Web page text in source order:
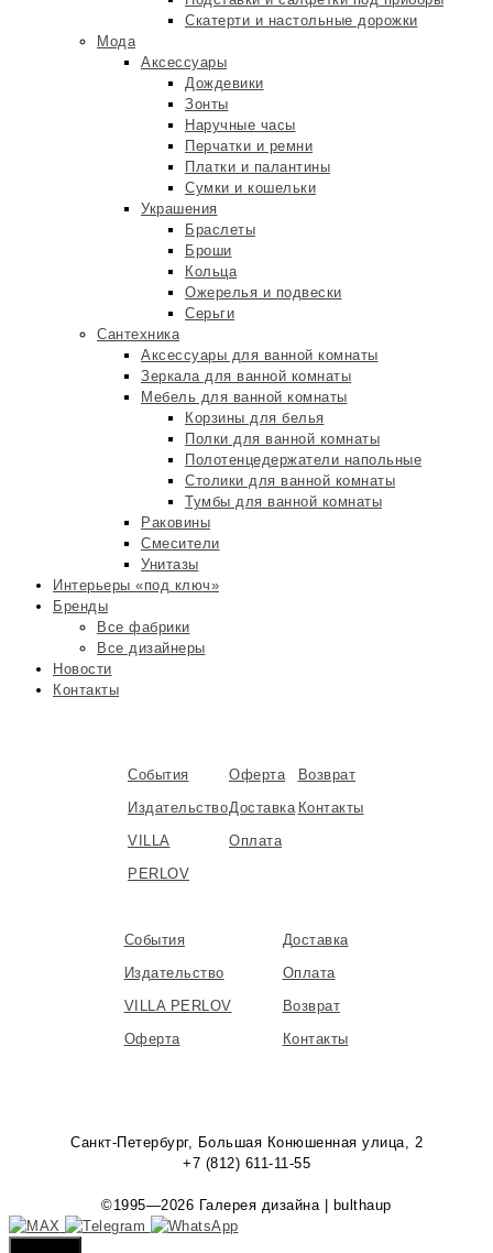
Скатерти и настольные дорожки
Мода
Аксессуары
Дождевики
Зонты
Наручные часы
Перчатки и ремни
Платки и палантины
Сумки и кошельки
Украшения
Браслеты
Броши
Кольца
Ожерелья и подвески
Серьги
Сантехника
Аксессуары для ванной комнаты
Зеркала для ванной комнаты
Мебель для ванной комнаты
Корзины для белья
Полки для ванной комнаты
Полотенцедержатели напольные
Столики для ванной комнаты
Тумбы для ванной комнаты
Раковины
Смесители
Унитазы
Интерьеры «под ключ»
Бренды
Все фабрики
Все дизайнеры
Новости
Контакты
События
Издательство
VILLA
PERLOV
Оферта
Доставка
Оплата
Возврат
Контакты
События
Издательство
VILLA PERLOV
Оферта
Доставка
Оплата
Возврат
Контакты
Санкт-Петербург, Большая Конюшенная улица, 2
+7 (812) 611-11-55
©1995—2026 Галерея дизайна | bulthaup